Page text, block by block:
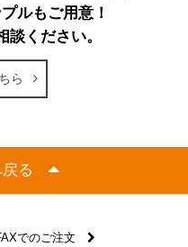
ルもご用意！
談ください。
ら
る
でのご注文